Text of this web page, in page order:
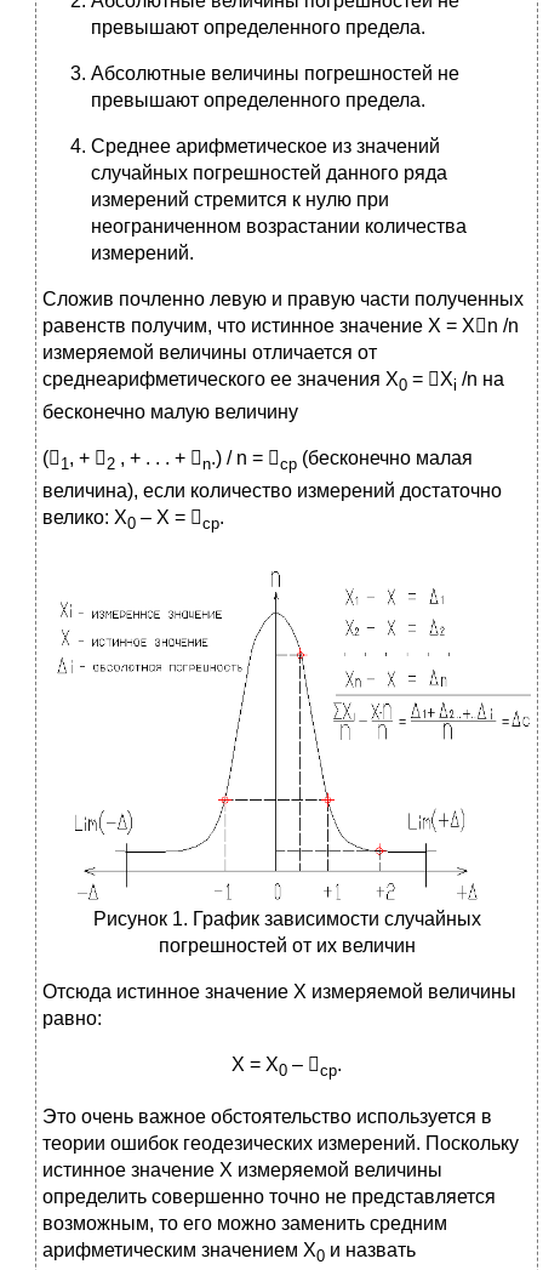
превышают определенного предела.
Абсолютные величины погрешностей не
превышают определенного предела.
Среднее арифметическое из значений
случайных погрешностей данного ряда
измерений стремится к нулю при
неограниченном возрастании количества
измерений.
Сложив почленно левую и правую части полученных
равенств получим, что истинное значение Х = Хn /n
измеряемой величины отличается от
среднеарифметического ее значения Х0 = Хi /n на
бесконечно малую величину
( 1, + 2 , + . . . + n.) / n = ср (бесконечно малая
величина), если количество измерений достаточно
велико: Х0 – Х = ср.
Рисунок 1. График зависимости случайных
погрешностей от их величин
Отсюда истинное значение Х измеряемой величины
равно:
Х = Х0 – ср.
Это очень важное обстоятельство используется в
теории ошибок геодезических измерений. Поскольку
истинное значение Х измеряемой величины
определить совершенно точно не представляется
возможным, то его можно заменить средним
арифметическим значением Х0 и назвать